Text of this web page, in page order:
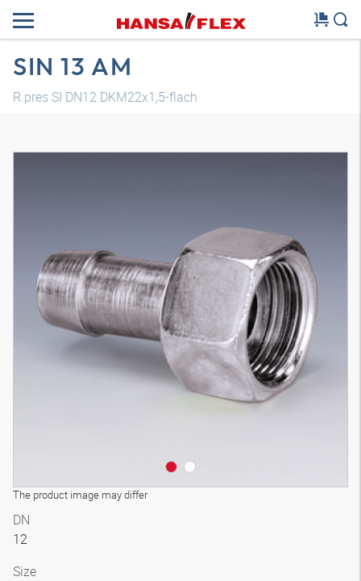
SIN 13 AM
R.pres SI DN12 DKM22x1,5-flach
The product image may differ
DN
12
Size